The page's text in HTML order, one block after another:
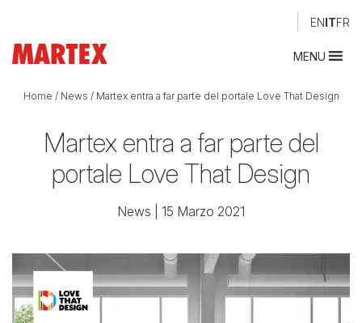
ENITFR
MENU
Home / News / Martex entra a far parte del portale Love That Design
Martex entra a far parte del
portale Love That Design
News | 15 Marzo 2021